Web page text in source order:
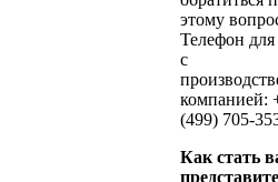
этому
Телефон для
с
компанией:
(499) 705-
Как стать